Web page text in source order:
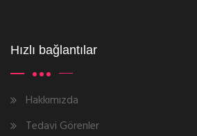
Hızlı bağlantılar
Hakkımızda
Tedavi Görenler